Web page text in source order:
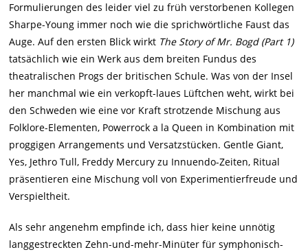
Formulierungen des leider viel zu früh verstorbenen Kollegen
Sharpe-Young immer noch wie die sprichwörtliche Faust das
Auge. Auf den ersten Blick wirkt The Story of Mr. Bogd (Part 1)
tatsächlich wie ein Werk aus dem breiten Fundus des
theatralischen Progs der britischen Schule. Was von der Insel
her manchmal wie ein verkopft-laues Lüftchen weht, wirkt bei
den Schweden wie eine vor Kraft strotzende Mischung aus
Folklore-Elementen, Powerrock a la Queen in Kombination mit
proggigen Arrangements und Versatzstücken. Gentle Giant,
Yes, Jethro Tull, Freddy Mercury zu Innuendo-Zeiten, Ritual
präsentieren eine Mischung voll von Experimentierfreude und
Verspieltheit.
Als sehr angenehm empfinde ich, dass hier keine unnötig
langgestreckten Zehn-und-mehr-Minüter für symphonisch-